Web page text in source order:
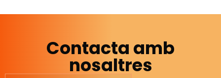
Contacta amb
nosaltres